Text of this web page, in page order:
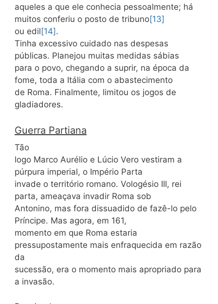
aqueles a que ele conhecia pessoalmente; há
muitos conferiu o posto de tribuno[13]
ou edil[14].
Tinha excessivo cuidado nas despesas
públicas. Planejou muitas medidas sábias
para o povo, chegando a suprir, na época da
fome, toda a Itália com o abastecimento
de Roma. Finalmente, limitou os jogos de
gladiadores.
Guerra Partiana
Tão
logo Marco Aurélio e Lúcio Vero vestiram a
púrpura imperial, o Império Parta
invade o território romano. Vologésio III, rei
parta, ameaçava invadir Roma sob
Antonino, mas fora dissuadido de fazê-lo pelo
Príncipe. Mas agora, em 161,
momento em que Roma estaria
pressupostamente mais enfraquecida em razão
da
sucessão, era o momento mais apropriado para
a invasão.